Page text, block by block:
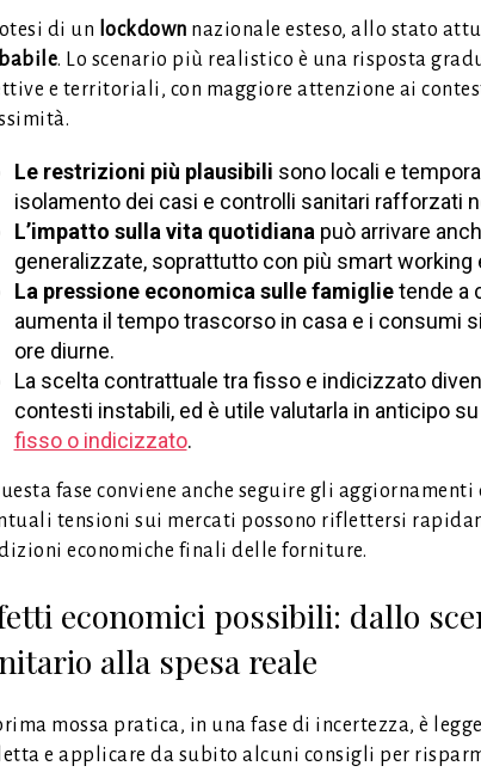
di un lockdown nazionale esteso, allo stato
. Lo scenario più realistico è una risposta
e territoriali, con maggiore attenzione ai
Le restrizioni più plausibili sono locali e
isolamento dei casi e controlli sanitari rafforzati
L’impatto sulla vita quotidiana può arrivare
generalizzate, soprattutto con più smart working
La pressione economica sulle famiglietende a
aumenta il tempo trascorso in casa e i consumi
ore diurne.
La scelta contrattuale tra fisso e indicizzato
contesti instabili, ed è utile valutarla in anticipo su
fisso o indicizzato.
fase conviene anche seguire gli aggiornamenti
tensioni sui mercati possono riflettersi
economiche finali delle forniture.
economici possibili: dallo
alla spesa reale
prima mossa pratica, in una fase di incertezza, è
e applicare da subito alcuni consigli per